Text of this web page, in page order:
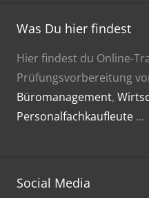
Was Du hier findest
Hier findest du Online-
Prüfungsvorbereitung
Büromanagement,
Personalfachkaufleute …
Social Media